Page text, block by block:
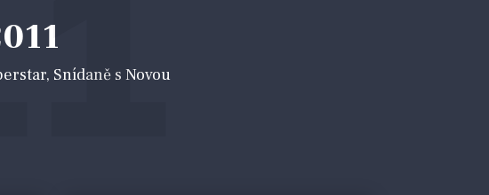
Snídaně s Novou